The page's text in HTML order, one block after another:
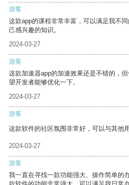
游客
这款app的课程非常丰富，可以满足我不
己感兴趣的知识。
2024-03-27
游客
这款加速器app的加速效果还是不错的，
望开发者能够优化一下。
2024-03-27
游客
这款软件的社区氛围非常好，可以与其他
2024-03-27
游客
我一直在寻找一款功能强大、操作简单的